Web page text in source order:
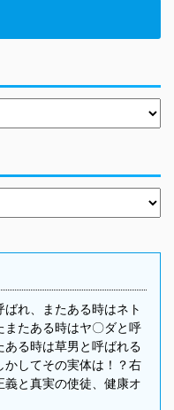
れ、またある時はネト
またある時はヤ〇ダと呼
ある時は草男と呼ばれる
かしてその実体は！？右
義と真実の使徒、健康オ